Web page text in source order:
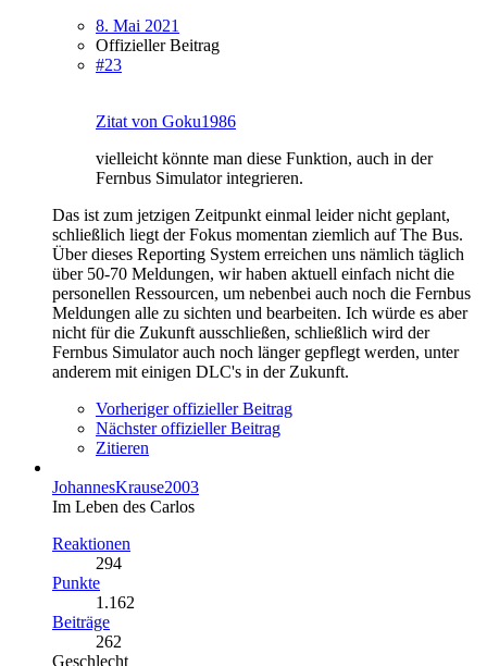
8. Mai 2021
Offizieller Beitrag
#23
Zitat von Goku1986
vielleicht könnte man diese Funktion, auch in der
Fernbus Simulator integrieren.
Das ist zum jetzigen Zeitpunkt einmal leider nicht geplant,
schließlich liegt der Fokus momentan ziemlich auf The Bus.
Über dieses Reporting System erreichen uns nämlich täglich
über 50-70 Meldungen, wir haben aktuell einfach nicht die
personellen Ressourcen, um nebenbei auch noch die Fernbus
Meldungen alle zu sichten und bearbeiten. Ich würde es aber
nicht für die Zukunft ausschließen, schließlich wird der
Fernbus Simulator auch noch länger gepflegt werden, unter
anderem mit einigen DLC's in der Zukunft.
Vorheriger offizieller Beitrag
Nächster offizieller Beitrag
Zitieren
JohannesKrause2003
Im Leben des Carlos
Reaktionen
294
Punkte
1.162
Beiträge
262
Geschlecht